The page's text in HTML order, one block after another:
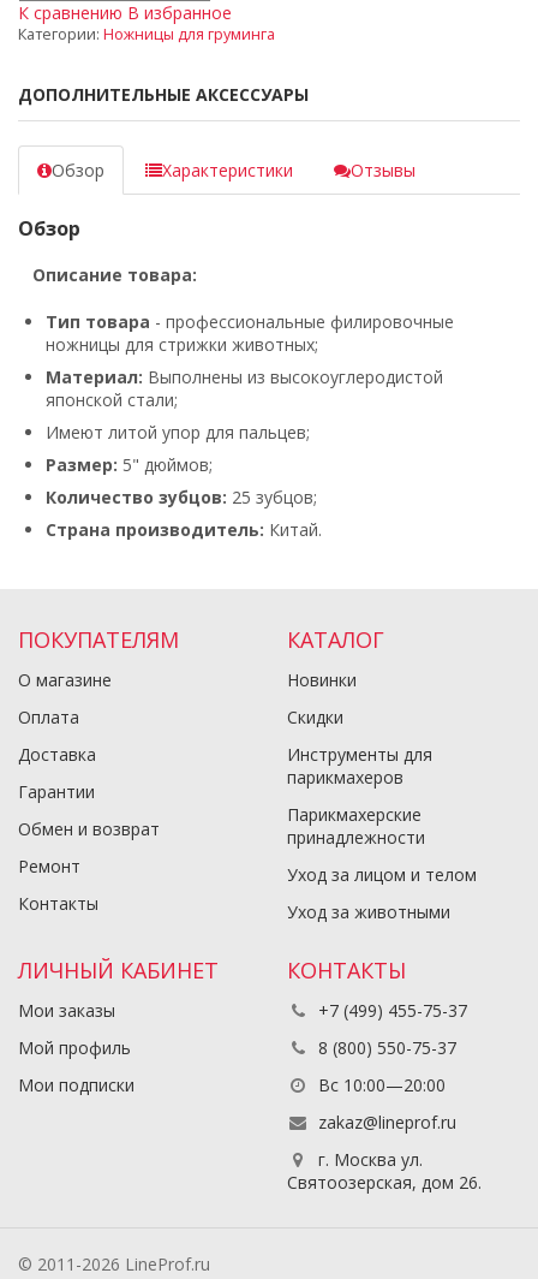
К сравнению В избранное
Категории: Ножницы для груминга
ДОПОЛНИТЕЛЬНЫЕ АКСЕССУАРЫ
Обзор Характеристики Отзывы
Обзор
Описание товара:
Тип товара - профессиональные филировочные
ножницы для стрижки животных;
Материал: Выполнены из высокоуглеродистой
японской стали;
Имеют литой упор для пальцев;
Размер: 5" дюймов;
Количество зубцов: 25 зубцов;
Страна производитель: Китай.
ПОКУПАТЕЛЯМ
О магазине
Оплата
Доставка
Гарантии
Обмен и возврат
Ремонт
Контакты
КАТАЛОГ
Новинки
Скидки
Инструменты для
парикмахеров
Парикмахерские
принадлежности
Уход за лицом и телом
Уход за животными
ЛИЧНЫЙ КАБИНЕТ
Мои заказы
Мой профиль
Мои подписки
КОНТАКТЫ
+7 (499) 455-75-37
8 (800) 550-75-37
Вс 10:00—20:00
zakaz@lineprof.ru
г. Москва ул.
Святоозерская, дом 26.
© 2011-2026 LineProf.ru